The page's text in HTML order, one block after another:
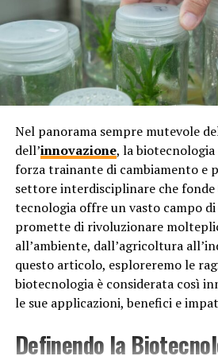
sostenibile
Terzo, la transizione verso veicoli
opportunità economiche e di
auto elettriche e delle tecnologie
crescendo rapidamente, creando
stimolando l’innovazione nel
molti paesi e aziende a investire
sviluppo di tecnologie legate alla
portando a una maggiore
economica.
Infine, la decisione di smettere la
benzina riflette anche un
dei consumatori. Sempre più
dell’importanza della sostenibilità
scegliendo prodotti e servizi che
ridotto sull’ecosistema. Le auto
rappresentano una scelta eco-
Nel panorama sempre mutevole
dell’innovazione, la biotecnologia
forza trainante di cambiamento e
settore interdisciplinare che fonde
tecnologia offre un vasto campo
promette di rivoluzionare
all’ambiente, dall’agricoltura
questo articolo, esploreremo le
biotecnologia è considerata così
le sue applicazioni, benefici e
Definendo la